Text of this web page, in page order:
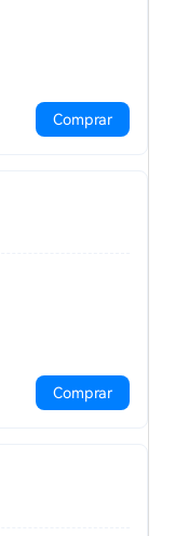
Comprar
Comprar